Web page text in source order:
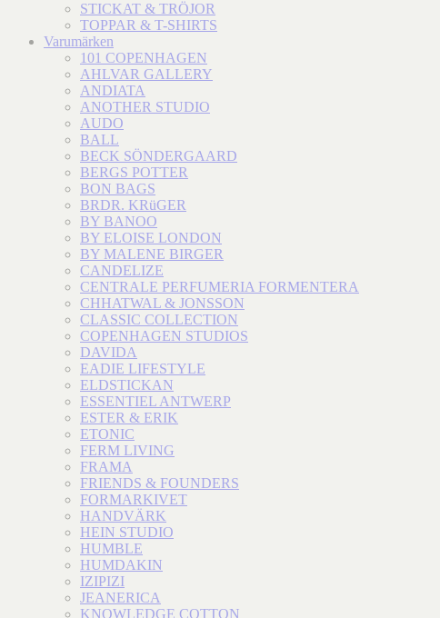
STICKAT & TRÖJOR
TOPPAR & T-SHIRTS
Varumärken
101 COPENHAGEN
AHLVAR GALLERY
ANDIATA
ANOTHER STUDIO
AUDO
BALL
BECK SÖNDERGAARD
BERGS POTTER
BON BAGS
BRDR. KRüGER
BY BANOO
BY ELOISE LONDON
BY MALENE BIRGER
CANDELIZE
CENTRALE PERFUMERIA FORMENTERA
CHHATWAL & JONSSON
CLASSIC COLLECTION
COPENHAGEN STUDIOS
DAVIDA
EADIE LIFESTYLE
ELDSTICKAN
ESSENTIEL ANTWERP
ESTER & ERIK
ETONIC
FERM LIVING
FRAMA
FRIENDS & FOUNDERS
FORMARKIVET
HANDVÄRK
HEIN STUDIO
HUMBLE
HUMDAKIN
IZIPIZI
JEANERICA
KNOWLEDGE COTTON